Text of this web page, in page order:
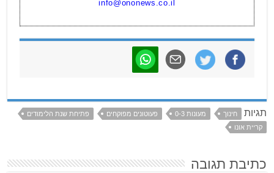
info@ononews.co.il
תגיות חינוך מעונות 0-3 פעוטונים מפוקחים
פתיחת שנת הלימודים
קריית אונו
כתיבת תגובה